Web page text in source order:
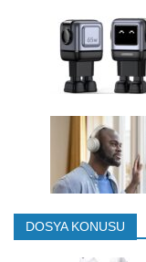
DOSYA KONUSU